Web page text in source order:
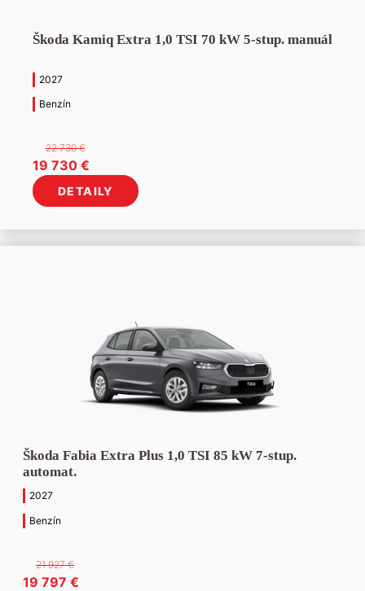
Škoda Kamiq Extra 1,0 TSI 70 kW 5-stup. manuál
2027
Benzín
22 730€
Pôvodná
cena
bola:
730 €.
19 730 €
cena
je:
730 €.
DETAILY
Škoda Fabia Extra Plus 1,0 TSI 85 kW 7-stup.
automat.
2027
Benzín
21 927€
Pôvodná
19 797 €Aktuálna